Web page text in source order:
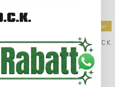
50x50cm braun
Top bewertet